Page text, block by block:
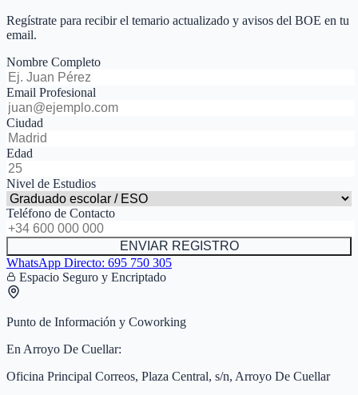
Regístrate para recibir el temario actualizado y avisos del BOE en tu
email.
Nombre Completo
Email Profesional
Ciudad
Edad
Nivel de Estudios
Teléfono de Contacto
ENVIAR REGISTRO
WhatsApp Directo: 695 750 305
Espacio Seguro y Encriptado
Punto de Información y Coworking
En Arroyo De Cuellar:
Oficina Principal Correos, Plaza Central, s/n, Arroyo De Cuellar